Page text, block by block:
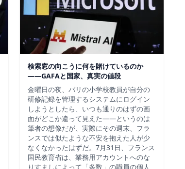
検索窓の向こうに何を賭けているのか
——GAFAと国家、真実の値段
金曜日の夜、パリの小学校教員が自分の
研修記録を管理するシステムにログイン
しようとしたら、いつも通りのはずの画
面がどこか違って見えた——というのは
筆者の想像だが、実際にその週末、フラ
ンスでは似たような不安を抱えた人が少
なくなかったはずだ。7月31日、フランス
国民教育省は、業務用アカウントへのな
りすましによって「多数」の職員の個人